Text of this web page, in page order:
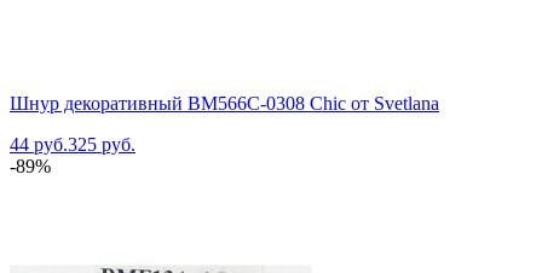
Шнур декоративный BM566C-0308 Chic от Svetlana
44 руб.325 руб.
-89%